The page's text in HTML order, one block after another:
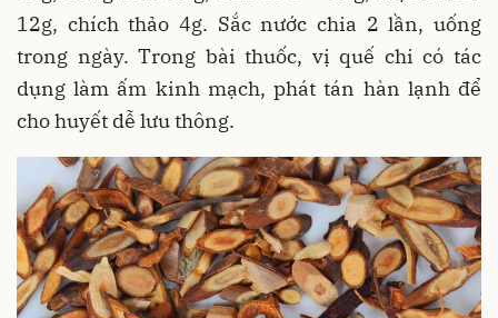
12g, chích thảo 4g. Sắc nước chia 2 lần, uống
trong ngày. Trong bài thuốc, vị quế chi có tác
dụng làm ấm kinh mạch, phát tán hàn lạnh để
cho huyết dễ lưu thông.